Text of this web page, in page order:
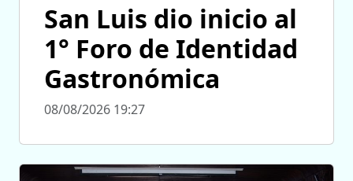
San Luis dio inicio al
1° Foro de Identidad
Gastronómica
08/08/2026 19:27